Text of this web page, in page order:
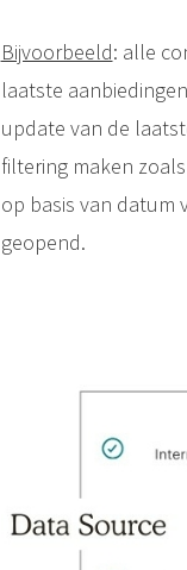
Bijvoorbeeld: alle
laatste
update van de
filtering maken
op basis van datum
geopend.